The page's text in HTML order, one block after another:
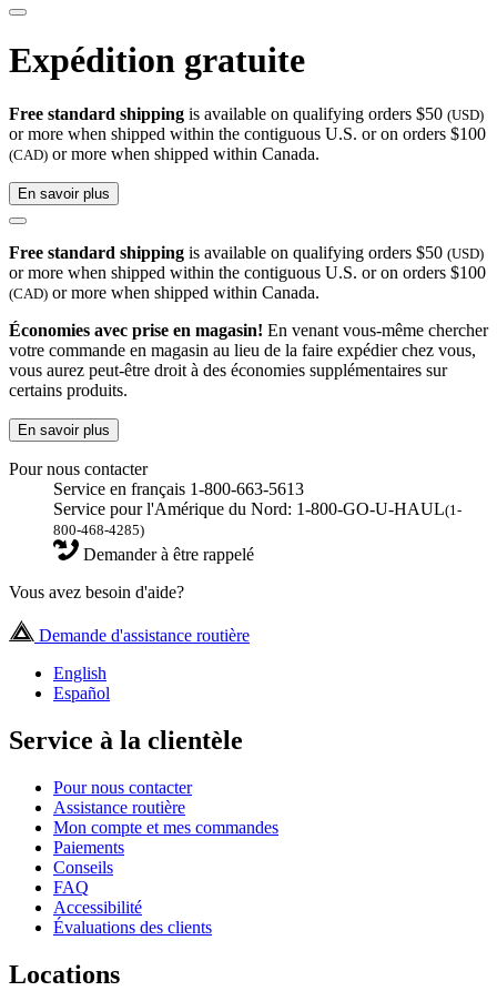
Expédition gratuite
Free standard shipping is available on qualifying orders $50 (USD)
or more when shipped within the contiguous U.S. or on orders $100
(CAD) or more when shipped within Canada.
En savoir plus
Free standard shipping is available on qualifying orders $50 (USD)
or more when shipped within the contiguous U.S. or on orders $100
(CAD) or more when shipped within Canada.
Économies avec prise en magasin! En venant vous-même chercher
votre commande en magasin au lieu de la faire expédier chez vous,
vous aurez peut-être droit à des économies supplémentaires sur
certains produits.
En savoir plus
Pour nous contacter
Service en français 1-800-663-5613
Service pour l'Amérique du Nord: 1-800-GO-U-HAUL(1-
800-468-4285)
Demander à être rappelé
Vous avez besoin d'aide?
Demande d'assistance routière
English
Español
Service à la clientèle
Pour nous contacter
Assistance routière
Mon compte et mes commandes
Paiements
Conseils
FAQ
Accessibilité
Évaluations des clients
Locations